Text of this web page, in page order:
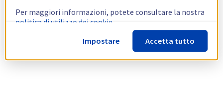
Per maggiori informazioni, potete consultare la nostra
politica di utilizzo dei cookie.
Impostare
Accetta tutto